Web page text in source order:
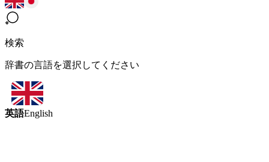
検索
辞書の言語を選択してください
英語English